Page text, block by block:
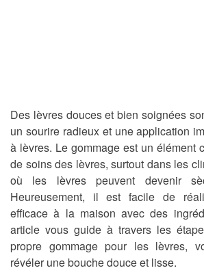
Des lèvres douces et bien soignées
un sourire radieux et une application
à lèvres. Le gommage est un élément
de soins des lèvres, surtout dans les
où les lèvres peuvent devenir
Heureusement, il est facile de
efficace à la maison avec des
article vous guide à travers les
propre gommage pour les lèvres,
révéler une bouche douce et lisse.